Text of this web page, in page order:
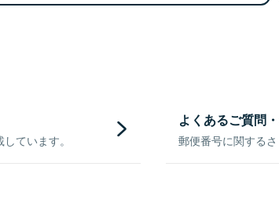
ています。
よくあるご質問
郵便番号に関する